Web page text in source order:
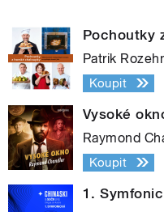
Pochoutky
Patrik
Koupit
Vysoké
Raymond
Koupit
1.